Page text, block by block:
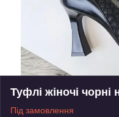
Туфлі жіночі чорні
Під замовлення